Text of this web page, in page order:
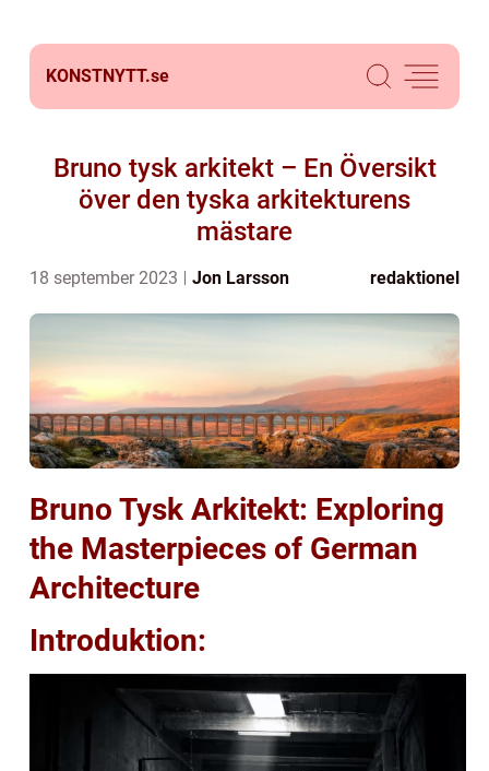
KONSTNYTT.se
Bruno tysk arkitekt – En Översikt
över den tyska arkitekturens
mästare
18 september 2023 Jon Larsson redaktionel
Bruno Tysk Arkitekt: Exploring
the Masterpieces of German
Architecture
Introduktion: